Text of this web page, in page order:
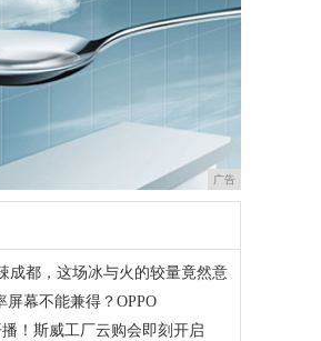
广告
成都，这场冰与火的较量竟然意
屏幕不能兼得？OPPO
！斯威工厂云购会即刻开启